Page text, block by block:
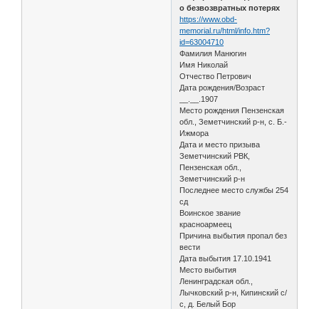
о безвозвратных потерях
https://www.obd-
memorial.ru/html/info.htm?
id=63004710
Фамилия Манюгин
Имя Николай
Отчество Петрович
Дата рождения/Возраст
__.__.1907
Место рождения Пензенская
обл., Земетчинский р-н, с. Б.-
Ижмора
Дата и место призыва
Земетчинский РВК,
Пензенская обл.,
Земетчинский р-н
Последнее место службы 254
сд
Воинское звание
красноармеец
Причина выбытия пропал без
вести
Дата выбытия 17.10.1941
Место выбытия
Ленинградская обл.,
Лычковский р-н, Кипинский с/
с, д. Белый Бор